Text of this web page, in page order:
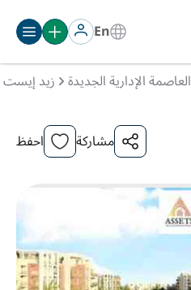
En
العاصمة الإدارية الجديدة زيد إيست
مشاركة احفظ